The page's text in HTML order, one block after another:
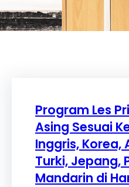
Program Les
Asing Sesuai
Inggris, Korea,
Turki, Jepang,
Mandarin di